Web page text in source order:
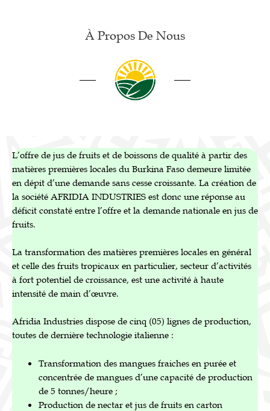
À Propos De Nous
L’offre de jus de fruits et de boissons de qualité à partir des
matières premières locales du Burkina Faso demeure limitée
en dépit d’une demande sans cesse croissante. La création de
la société AFRIDIA INDUSTRIES est donc une réponse au
déficit constaté entre l’offre et la demande nationale en jus de
fruits.
La transformation des matières premières locales en général
et celle des fruits tropicaux en particulier, secteur d’activités
à fort potentiel de croissance, est une activité à haute
intensité de main d’œuvre.
Afridia Industries dispose de cinq (05) lignes de production,
toutes de dernière technologie italienne :
Transformation des mangues fraiches en purée et
concentrée de mangues d’une capacité de production
de 5 tonnes/heure ;
Production de nectar et jus de fruits en carton